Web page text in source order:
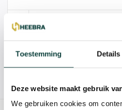
Toestemming Details
Deze website maakt gebruik
We gebruiken cookies om
10% korting!